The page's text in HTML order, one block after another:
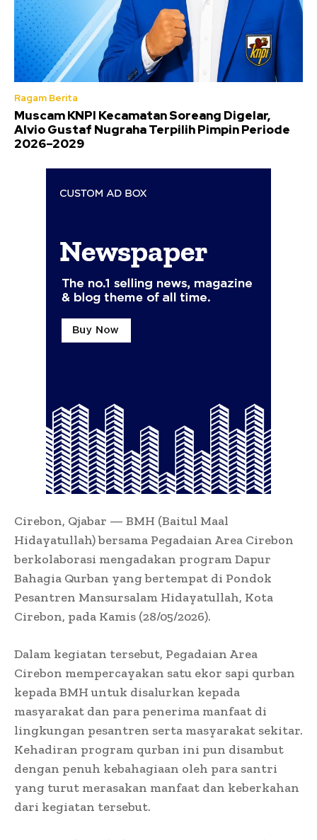
Ragam Berita
Muscam KNPI Kecamatan Soreang Digelar,
Alvio Gustaf Nugraha Terpilih Pimpin Periode
2026–2029
Cirebon, Qjabar — BMH (Baitul Maal
Hidayatullah) bersama Pegadaian Area Cirebon
berkolaborasi mengadakan program Dapur
Bahagia Qurban yang bertempat di Pondok
Pesantren Mansursalam Hidayatullah, Kota
Cirebon, pada Kamis (28/05/2026).
Dalam kegiatan tersebut, Pegadaian Area
Cirebon mempercayakan satu ekor sapi qurban
kepada BMH untuk disalurkan kepada
masyarakat dan para penerima manfaat di
lingkungan pesantren serta masyarakat sekitar.
Kehadiran program qurban ini pun disambut
dengan penuh kebahagiaan oleh para santri
yang turut merasakan manfaat dan keberkahan
dari kegiatan tersebut.